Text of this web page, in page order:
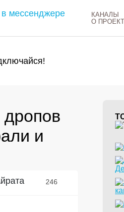
КАНАЛЫ
О
и
246